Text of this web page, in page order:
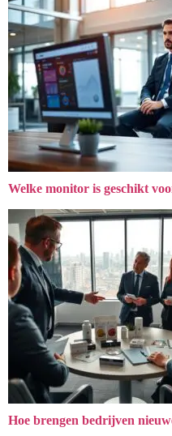
Welke monitor is geschikt
Hoe brengen bedrijven